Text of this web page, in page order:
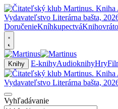
DoručenieKníhkupectvá
Knihy E-knihyAudioknihyHry
Vyhľadávanie